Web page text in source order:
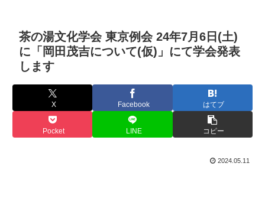
茶の湯文化学会 東京例会 24年7月6日(土)
に「岡田茂吉について(仮)」にて学会発表
します
X Facebook はてブ
Pocket LINE コピー
2024.05.11